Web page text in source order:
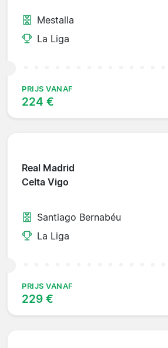
Mestalla
La Liga
PRIJS VANAF
224 €
Real Madrid
Celta Vigo
Santiago Bernabéu
La Liga
PRIJS VANAF
229 €